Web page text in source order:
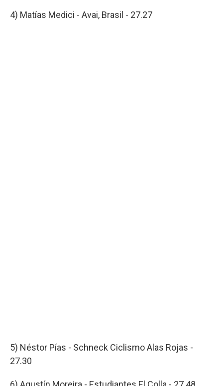
4) Matías Medici - Avai, Brasil - 27.27
5) Néstor Pías - Schneck Ciclismo Alas Rojas -
27.30